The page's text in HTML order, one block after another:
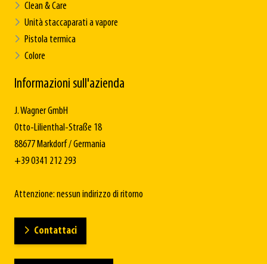
Clean & Care
Unità staccaparati a vapore
Pistola termica
Colore
Informazioni sull'azienda
J. Wagner GmbH
Otto-Lilienthal-Straße 18
88677 Markdorf / Germania
+39 0341 212 293
Attenzione: nessun indirizzo di ritorno
Contattaci